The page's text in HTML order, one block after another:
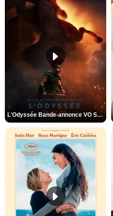
L'Odyssée Bande-annonce VO STFR